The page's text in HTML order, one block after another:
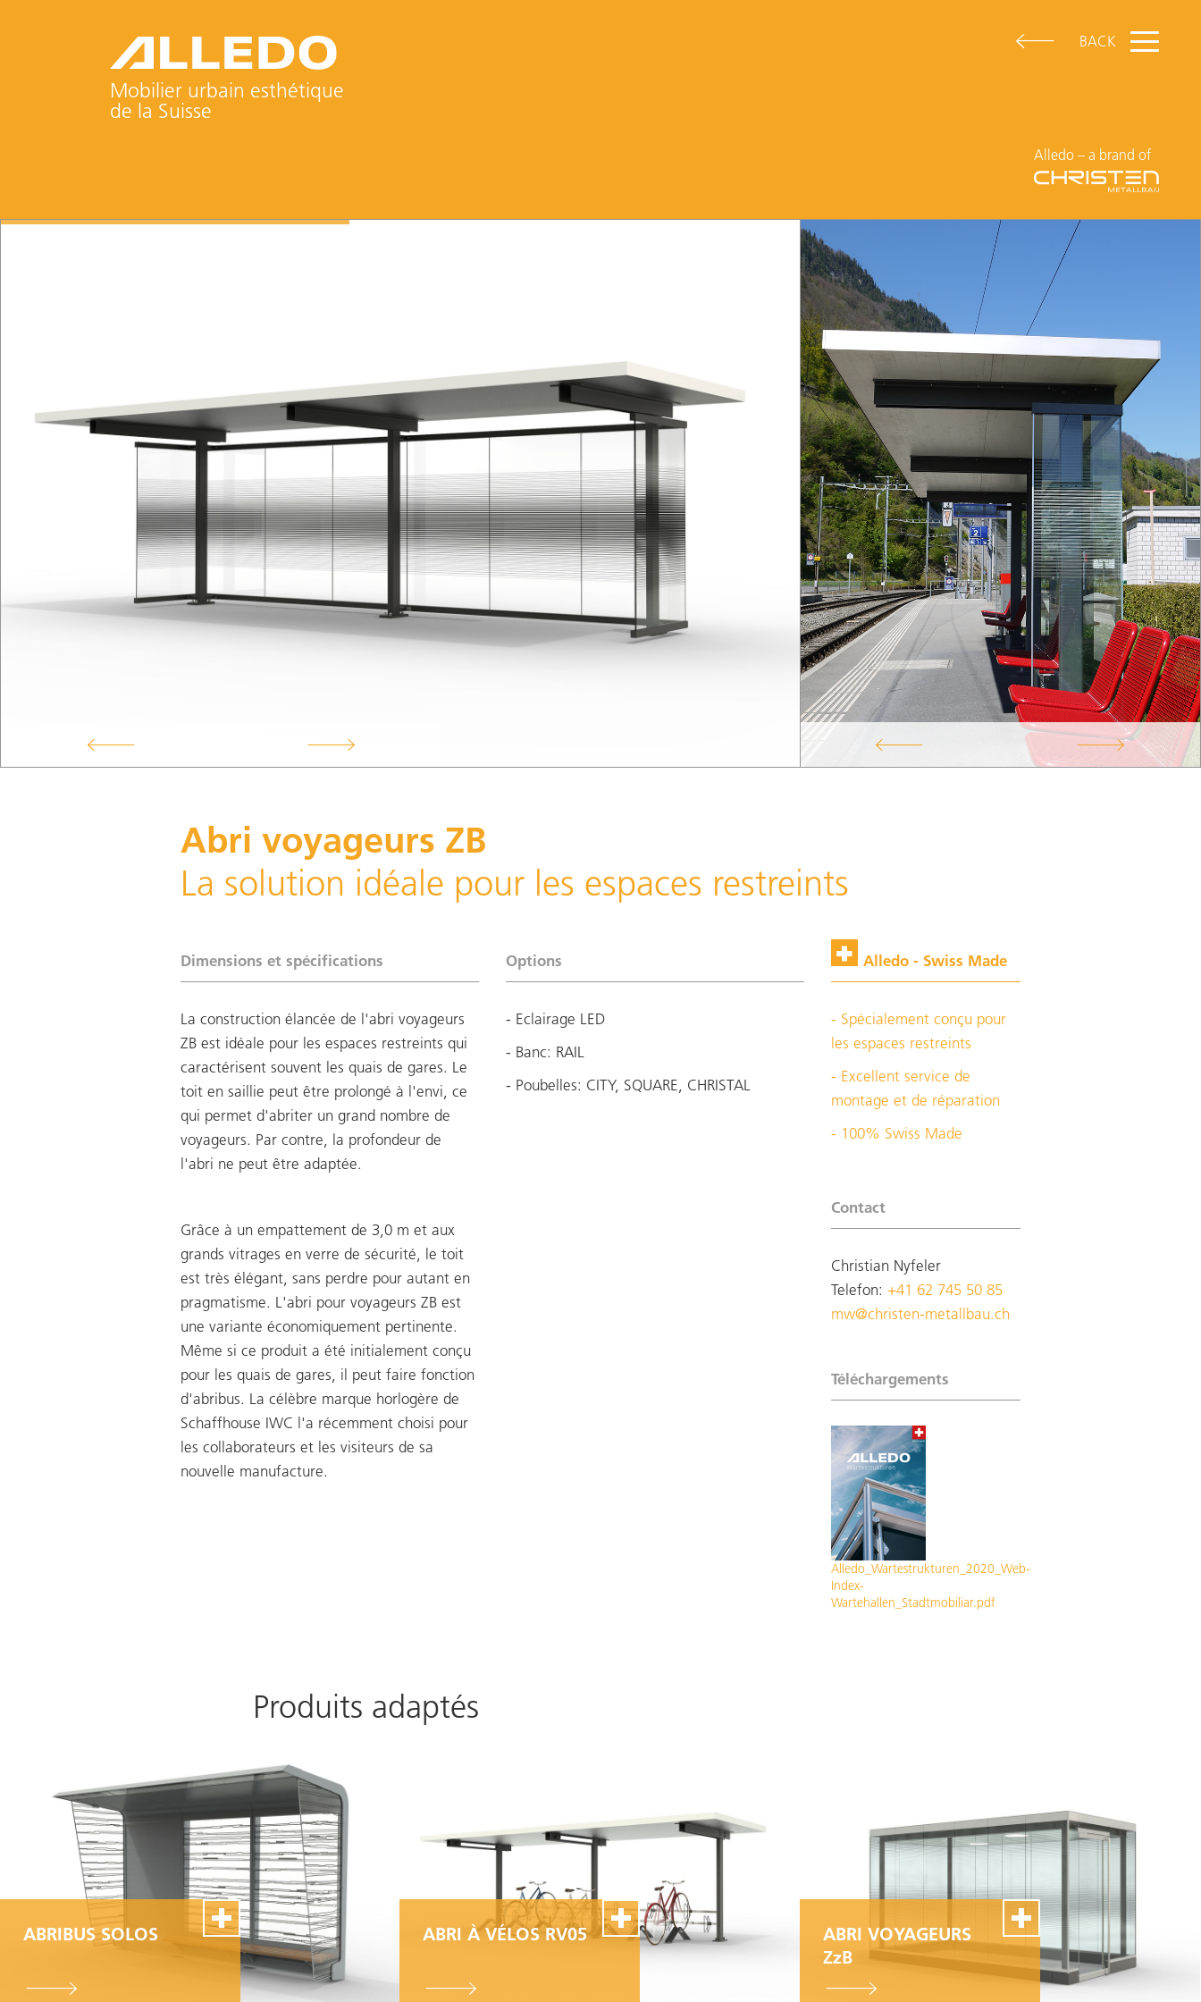
BACK
Mobilier urbain esthétique
de la Suisse
Alledo – a brand of
Abri voyageurs ZB
La solution idéale pour les espaces restreints
Dimensions et spécifications
La construction élancée de l'abri voyageurs
ZB est idéale pour les espaces restreints qui
caractérisent souvent les quais de gares. Le
toit en saillie peut être prolongé à l'envi, ce
qui permet d'abriter un grand nombre de
voyageurs. Par contre, la profondeur de
l'abri ne peut être adaptée.
Grâce à un empattement de 3,0 m et aux
grands vitrages en verre de sécurité, le toit
est très élégant, sans perdre pour autant en
pragmatisme. L'abri pour voyageurs ZB est
une variante économiquement pertinente.
Même si ce produit a été initialement conçu
pour les quais de gares, il peut faire fonction
d'abribus. La célèbre marque horlogère de
Schaffhouse IWC l'a récemment choisi pour
les collaborateurs et les visiteurs de sa
nouvelle manufacture.
Options
- Eclairage LED
- Banc: RAIL
- Poubelles: CITY, SQUARE, CHRISTAL
Alledo - Swiss Made
- Spécialement conçu pour
les espaces restreints
- Excellent service de
montage et de réparation
- 100% Swiss Made
Contact
Christian Nyfeler
Telefon: +41 62 745 50 85
mw@christen-metallbau.ch
Téléchargements
Alledo_Wartestrukturen_2020_Web-
Index-
Wartehallen_Stadtmobiliar.pdf
Produits adaptés
ABRIBUS SOLOS
Personnalisable
ABRI À VÉLOS RV05
Personnalisable
ABRI VOYAGEURS
ZzB
100% Swiss Made